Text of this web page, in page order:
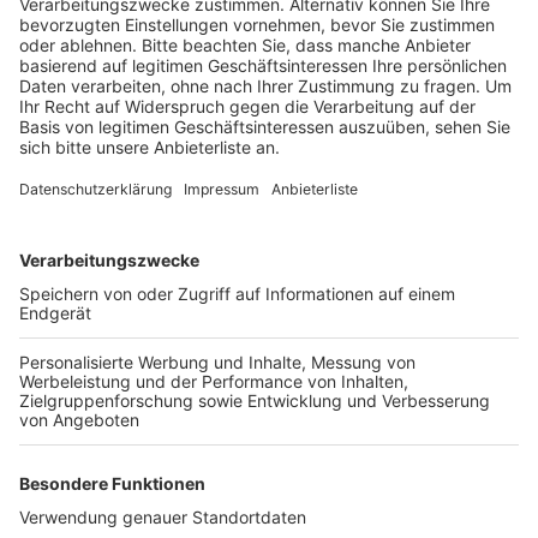
Führerscheine beschlagnahmt.
Veröffentlicht:Mittwoch, 26.05.2021 15:03
Anzeige
Netzwerken ausgewertet, auf denen zwei Autos die
Straße entlang rasen, die für den Autoverkehr gesperrt
ist. Die Ermittler waren den Tatverdächtigen so auf die
Spur gekommen. Die Männer stehen unter Verdacht
am 16. Mai abends auf dem Speedway bei dem
illegalen Rennen mitgefahren zu sein. Laut der Polizei
hat einer der Tatverdächtigen gestanden.
Anzeige